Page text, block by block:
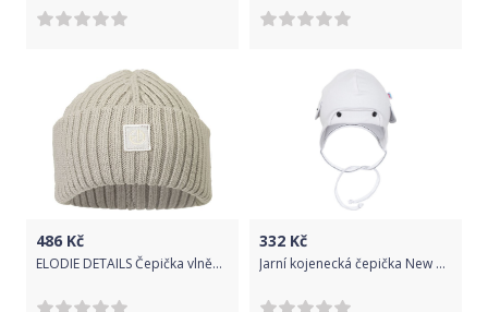
486 Kč
ELODIE DETAILS Čepička vlněná - Lily White 1-2r
332 Kč
Jarní kojenecká čepička New Baby Special One bílá